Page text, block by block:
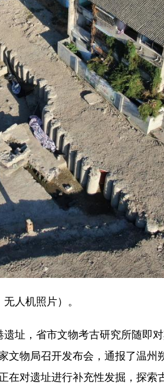
人机照片）。
，省市文物考古研究所随即
物局召开发布会，通报了温州
在对遗址进行补充性发掘，探